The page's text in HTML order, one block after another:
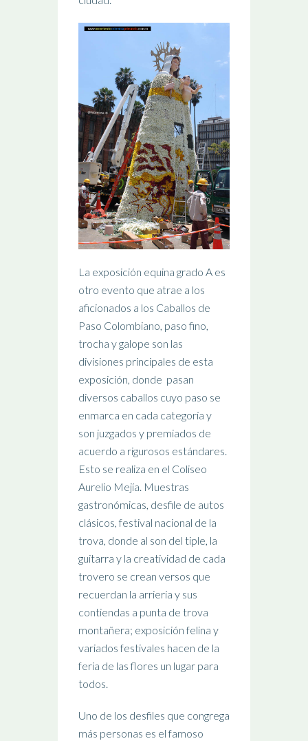
La exposición equina grado A es
otro evento que atrae a los
aficionados a los Caballos de
Paso Colombiano, paso fino,
trocha y galope son las
divisiones principales de esta
exposición, donde pasan
diversos caballos cuyo paso se
enmarca en cada categoría y
son juzgados y premiados de
acuerdo a rigurosos estándares.
Esto se realiza en el Coliseo
Aurelio Mejía. Muestras
gastronómicas, desfile de autos
clásicos, festival nacional de la
trova, donde al son del tiple, la
guitarra y la creatividad de cada
trovero se crean versos que
recuerdan la arriería y sus
contiendas a punta de trova
montañera; exposición felina y
variados festivales hacen de la
feria de las flores un lugar para
todos.
Uno de los desfiles que congrega
más personas es el famoso